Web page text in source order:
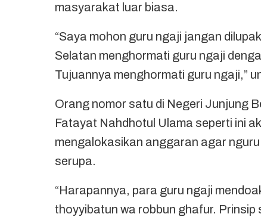
masyarakat luar biasa.
“Saya mohon guru ngaji jangan
Selatan menghormati guru ngaji
Tujuannya menghormati guru ngaji,”
Orang nomor satu di Negeri Junjung
Fatayat Nahdhotul Ulama seperti ini
mengalokasikan anggaran agar
serupa.
“Harapannya, para guru ngaji
thoyyibatun wa robbun ghafur. Prinsip